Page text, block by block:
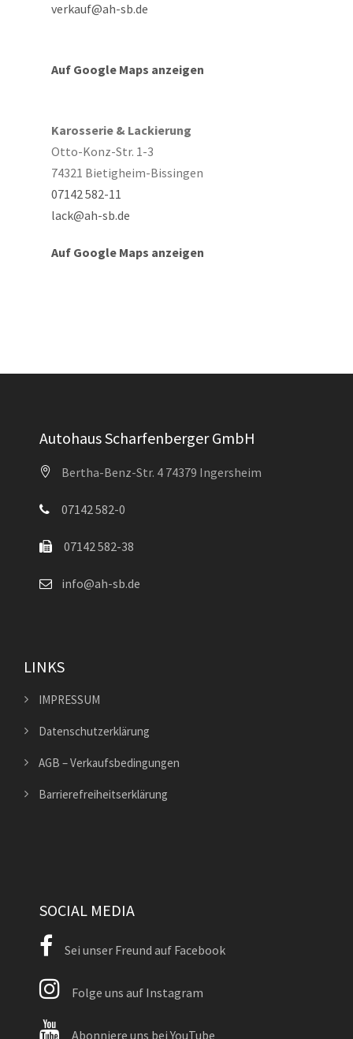
verkauf@ah-sb.de
Auf Google Maps anzeigen
Karosserie & Lackierung
Otto-Konz-Str. 1-3
74321 Bietigheim-Bissingen
07142 582-11
lack@ah-sb.de
Auf Google Maps anzeigen
Autohaus Scharfenberger GmbH
Bertha-Benz-Str. 4 74379 Ingersheim
07142 582-0
07142 582-38
info@ah-sb.de
LINKS
IMPRESSUM
Datenschutzerklärung
AGB – Verkaufsbedingungen
Barrierefreiheitserklärung
SOCIAL MEDIA
Sei unser Freund auf Facebook
Folge uns auf Instagram
Abonniere uns bei YouTube